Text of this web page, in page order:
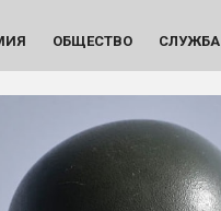
ОБЩЕСТВО СЛУЖБА